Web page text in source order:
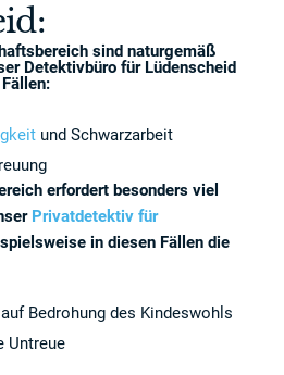
sind naturgemäß
Detektivbüro für Lüdenscheid
und Schwarzarbeit
erfordert besonders viel
Privatdetektiv für
in diesen Fällen die
Bedrohung des Kindeswohls
Untreue